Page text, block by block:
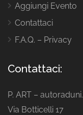
Aggiungi Evento
Contattaci
F.A.Q. – Privacy
Contattaci:
P. ART –
Via Botticelli 17